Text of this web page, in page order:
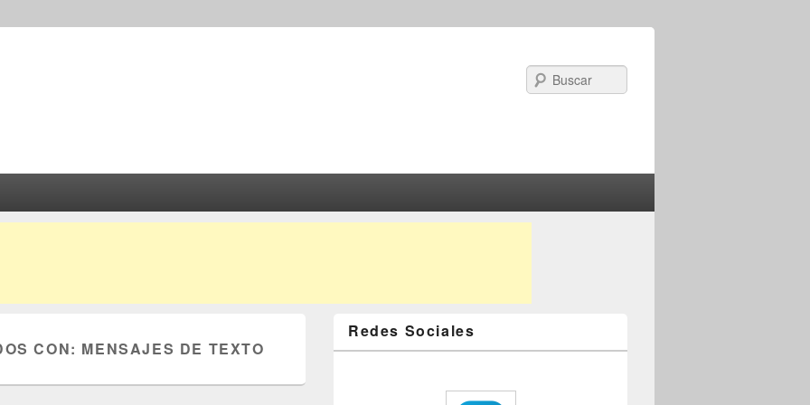
CON: MENSAJES DE TEXTO
Redes Sociales